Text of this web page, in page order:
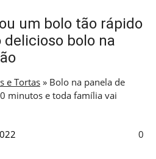
um bolo tão rápido
bolo na
e Tortas » Bolo na panela de
minutos e toda família vai
0